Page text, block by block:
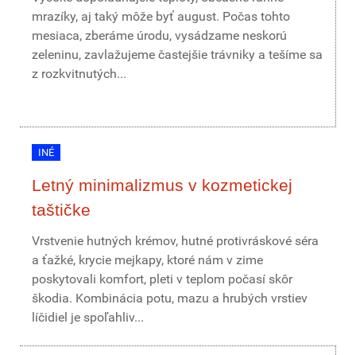
mrazíky, aj taký môže byť august. Počas tohto
mesiaca, zberáme úrodu, vysádzame neskorú
zeleninu, zavlažujeme častejšie trávniky a tešíme sa
z rozkvitnutých...
INÉ
Letný minimalizmus v kozmetickej
taštičke
Vrstvenie hutných krémov, hutné protivráskové séra
a ťažké, krycie mejkapy, ktoré nám v zime
poskytovali komfort, pleti v teplom počasí skôr
škodia. Kombinácia potu, mazu a hrubých vrstiev
líčidiel je spoľahliv...